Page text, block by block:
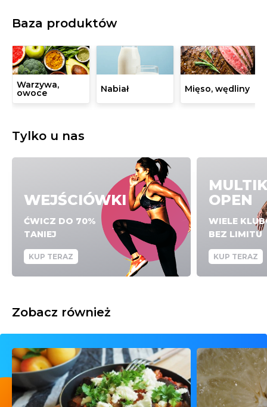
Baza produktów
Warzywa,
owoce Nabiał Mięso, wędliny
Tylko u nas
WEJŚCIÓWKI
ĆWICZ DO 70%
TANIEJ
KUP TERAZ
OPEN
WIELE
BEZ LIMITU
KUP TERAZ
Zobacz również